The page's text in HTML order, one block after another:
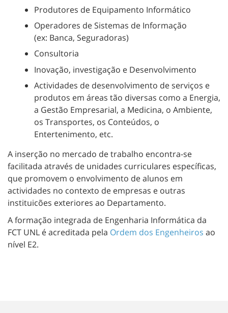
Produtores de Equipamento Informático
Operadores de Sistemas de Informação
(ex: Banca, Seguradoras)
Consultoria
Inovação, investigação e Desenvolvimento
Actividades de desenvolvimento de serviços e
produtos em áreas tão diversas como a Energia,
a Gestão Empresarial, a Medicina, o Ambiente,
os Transportes, os Conteúdos, o
Entertenimento, etc.
A inserção no mercado de trabalho encontra-se
facilitada através de unidades curriculares específicas,
que promovem o envolvimento de alunos em
actividades no contexto de empresas e outras
instituicões exteriores ao Departamento.
A formação integrada de Engenharia Informática da
FCT UNL é acreditada pela Ordem dos Engenheiros ao
nível E2.